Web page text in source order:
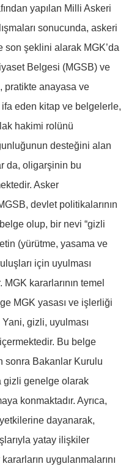
yapılan Milli Askeri
sonucunda, askeri
son şeklini alarak MGK’da
Belgesi (MGSB) ve
pratikte anayasa ve
eden kitap ve belgelerle,
hakimi rolünü
desteğini alan
da, oligarşinin bu
Asker
devlet politikalarının
olup, bir nevi “gizli
(yürütme, yasama ve
için uyulması
kararlarının temel
MGK yasası ve işlerliği
gizli, uyulması
Bu belge
sonra Bakanlar Kurulu
gizli genelge olarak
konmaktadır. Ayrıca,
dayanarak,
yatay ilişkiler
uygulanmalarını